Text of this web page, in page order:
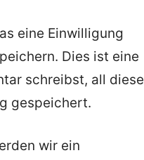
eine Einwilligung
Dies ist eine
schreibst, all diese
gespeichert.
wir ein